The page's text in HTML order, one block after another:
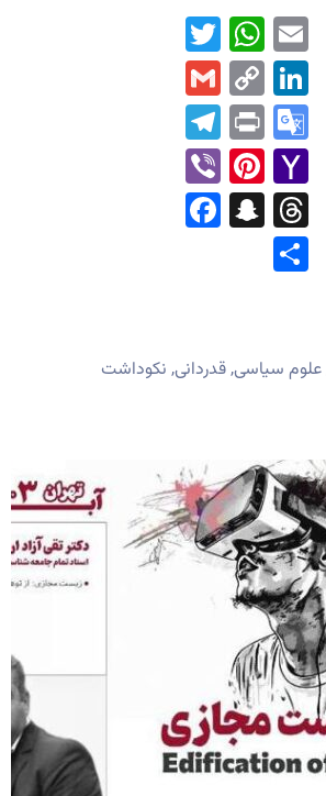
Email
WhatsApp
Twitter
LinkedIn
Copy
Link
Gmail
Google
Translate
Print
Telegram
Yahoo
Mail
Pinterest
Viber
Threads
Snapchat
Facebook
Share
علوم سیاسی,قدردانی,نکوداشت